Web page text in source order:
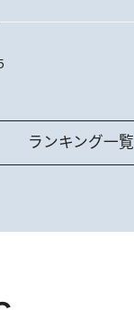
ランキング一覧